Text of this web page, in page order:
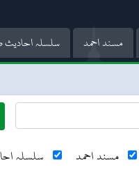
مسند احمد سلسلہ
مسند احمد سلسلہ